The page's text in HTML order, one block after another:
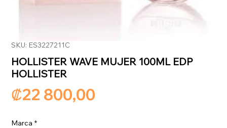
SKU: ES3227211C
HOLLISTER WAVE MUJER 100ML EDP
HOLLISTER
₡22 800,00
Marca *